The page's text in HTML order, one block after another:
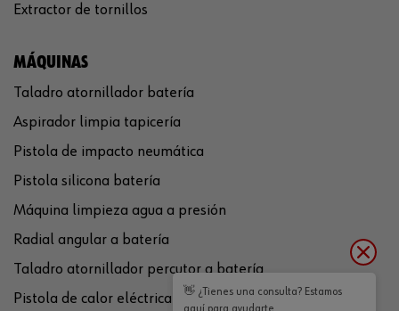
Extractor de tornillos
MÁQUINAS
Taladro atornillador batería
Aspirador limpia tapicería
Pistola de impacto neumática
Pistola silicona batería
Máquina limpieza agua a presión
Radial angular a batería
Taladro atornillador percutor a batería
Pistola de calor eléctrica
👋 ¿Tienes una consulta? Estamos